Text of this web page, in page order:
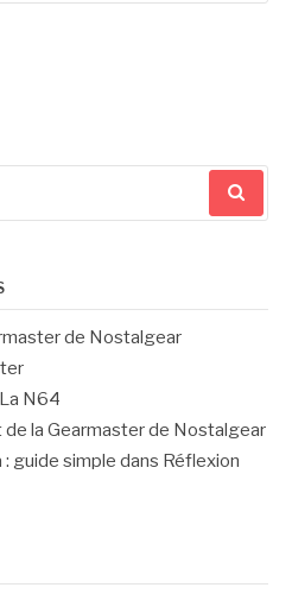
de Nostalgear
N64
de la Gearmaster de Nostalgear
: guide simple dans Réflexion